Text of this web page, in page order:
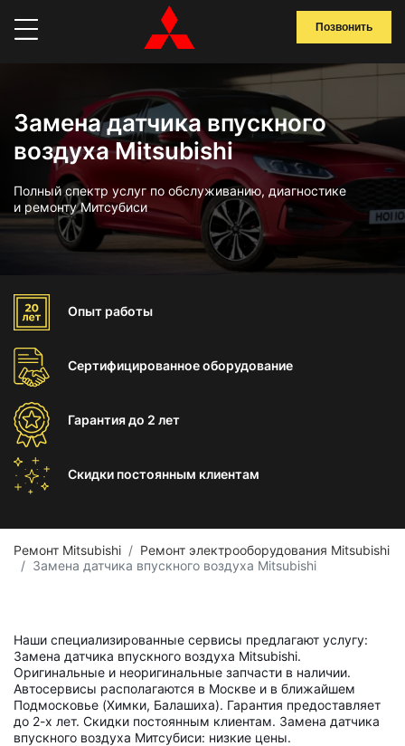
Позвонить
Замена датчика впускного
воздуха Mitsubishi
Полный спектр услуг по обслуживанию, диагностике
и ремонту Митсубиси
Опыт работы
Сертифицированноеоборудование
Гарантиядо 2 лет
Скидки постоянным клиентам
Ремонт Mitsubishi
Ремонт электрооборудования Mitsubishi
Замена датчика впускного воздуха Mitsubishi
Наши специализированные сервисы предлагают услугу:
Замена датчика впускного воздуха Mitsubishi.
Оригинальные и неоригинальные запчасти в наличии.
Автосервисы располагаются в Москве и в ближайшем
Подмосковье (Химки, Балашиха). Гарантия предоставляет
до 2-х лет. Скидки постоянным клиентам. Замена датчика
впускного воздуха Митсубиси: низкие цены.